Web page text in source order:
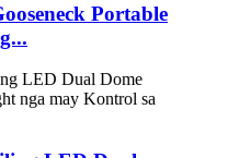
Portable